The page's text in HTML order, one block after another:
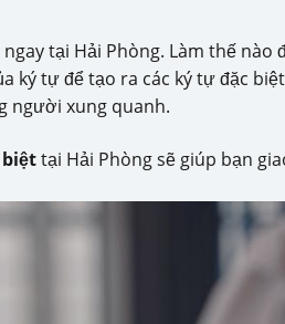
ngay tại Hải Phòng. Làm thế nào
ký tự để tạo ra các ký tự đặc
người xung quanh.
tại Hải Phòng sẽ giúp bạn